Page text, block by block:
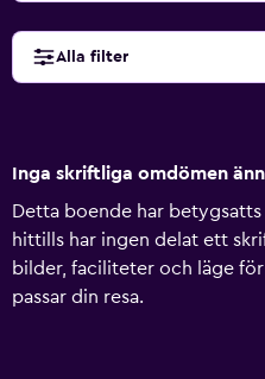
Alla filter
Inga skriftliga omdömen
Detta boende har
hittills har ingen delat ett
bilder, faciliteter och läge
passar din resa.